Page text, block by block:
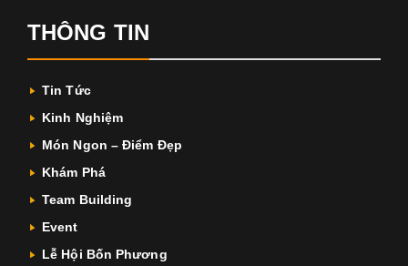
THÔNG TIN
Tin Tức
Kinh Nghiệm
Món Ngon – Điểm Đẹp
Khám Phá
Team Building
Event
Lễ Hội Bốn Phương